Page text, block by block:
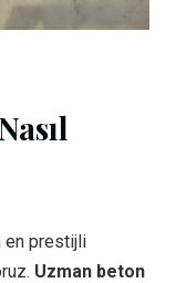
en prestijli
Uzman beton